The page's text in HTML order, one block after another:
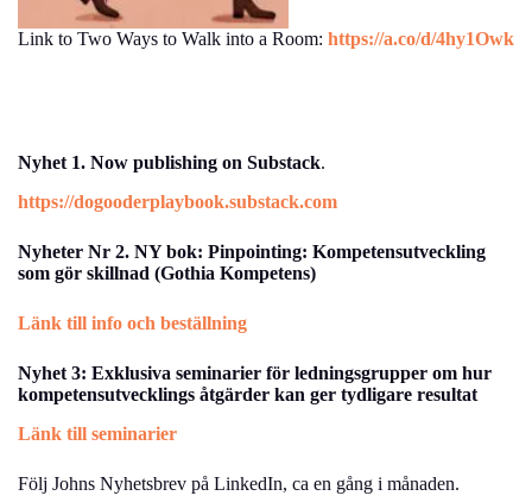
Link to Two Ways to Walk into a Room: https://a.co/d/4hy1Owk
Nyhet 1. Now publishing on Substack.
https://dogooderplaybook.substack.com
Nyheter Nr 2. NY bok: Pinpointing: Kompetensutveckling
som gör skillnad (Gothia Kompetens)
Länk till info och beställning
Nyhet 3: Exklusiva seminarier för ledningsgrupper om hur
kompetensutvecklings åtgärder kan ger tydligare resultat
Länk till seminarier
Följ Johns Nyhetsbrev på LinkedIn, ca en gång i månaden.